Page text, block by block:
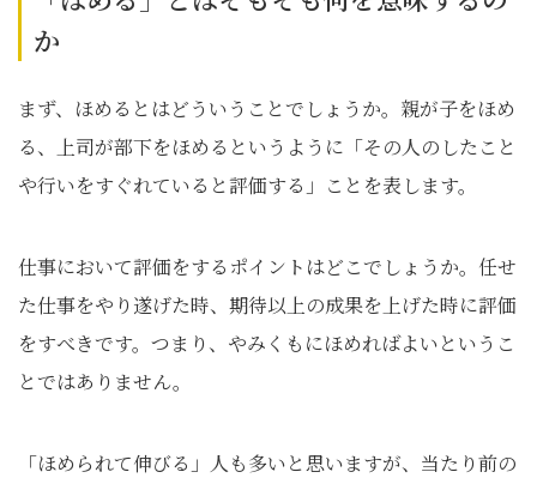
か
まず、ほめるとはどういうことでしょうか。親が子をほめ
る、上司が部下をほめるというように「その人のしたこと
や行いをすぐれていると評価する」ことを表します。
仕事において評価をするポイントはどこでしょうか。任せ
た仕事をやり遂げた時、期待以上の成果を上げた時に評価
をすべきです。つまり、やみくもにほめればよいというこ
とではありません。
「ほめられて伸びる」人も多いと思いますが、当たり前の